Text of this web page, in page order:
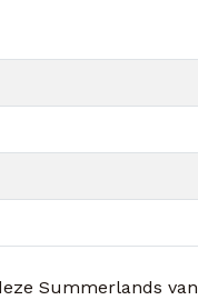
Summerlands van